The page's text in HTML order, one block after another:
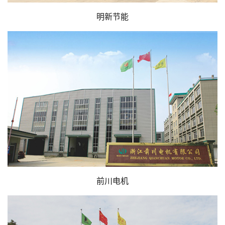
明新节能
前川电机